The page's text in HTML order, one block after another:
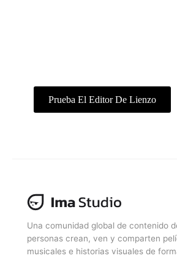
Prueba El Editor De Lienzo
Una comunidad global de contenido
personas crean, ven y comparten
musicales e historias visuales de